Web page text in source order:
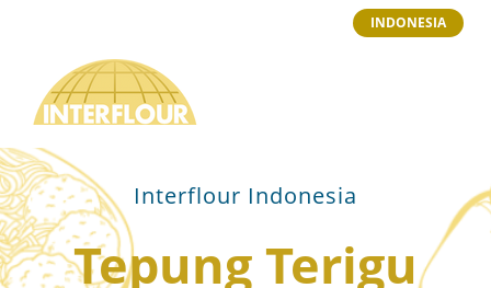
INDONESIA
Interflour Indonesia
Tepung Terigu